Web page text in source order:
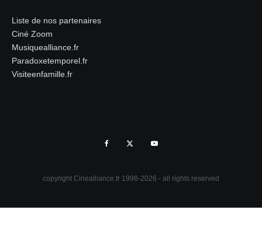
Liste de nos partenaires
Ciné Zoom
Musiquealliance.fr
Paradoxetemporel.fr
Visiteenfamille.fr
copyright Cinealliance.fr 1998-2026 - all rights reserved